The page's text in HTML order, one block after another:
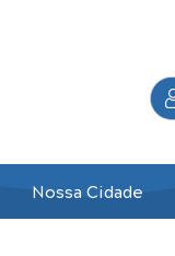
Nossa Cidade